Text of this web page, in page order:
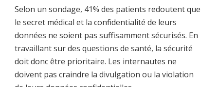
Selon un sondage, 41% des patients redoutent que
le secret médical et la confidentialité de leurs
données ne soient pas suffisamment sécurisés. En
travaillant sur des questions de santé, la sécurité
doit donc être prioritaire. Les internautes ne
doivent pas craindre la divulgation ou la violation